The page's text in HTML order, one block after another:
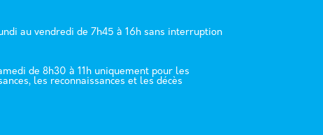
au vendredi de 7h45 à 16h sans interruption
de 8h30 à 11h uniquement pour les
les reconnaissances et les décès